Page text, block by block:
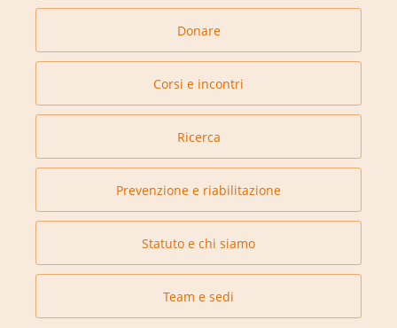
Donare
Corsi e incontri
Ricerca
Prevenzione e riabilitazione
Statuto e chi siamo
Team e sedi